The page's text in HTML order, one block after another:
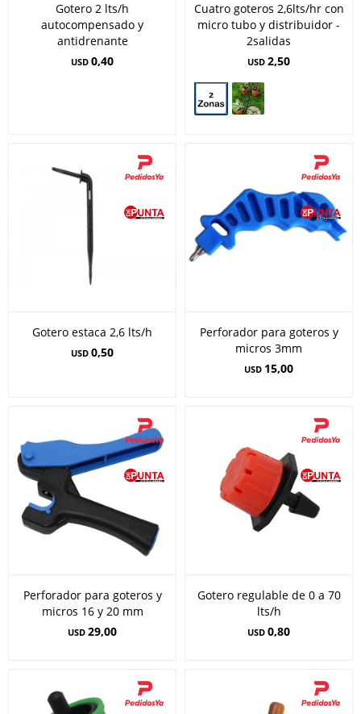
Gotero 2 lts/h
autocompensado y
antidrenante
USD 0,40
Cuatro goteros 2,6lts/hr con
micro tubo y distribuidor -
2salidas
USD 2,50
Gotero estaca 2,6 lts/h
USD 0,50
Perforador para goteros y
micros 3mm
USD 15,00
Perforador para goteros y
micros 16 y 20 mm
USD 29,00
Gotero regulable de 0 a 70
lts/h
USD 0,80